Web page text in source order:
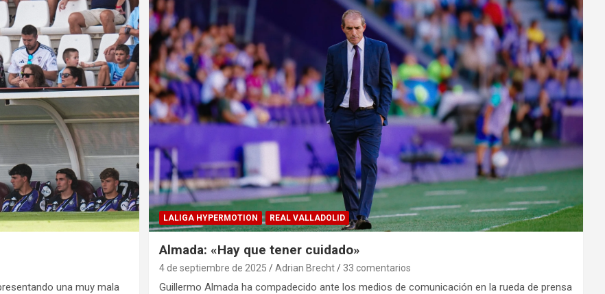
una muy mala
LALIGA HYPERMOTION REAL VALLADOLID
Almada: «Hay que tener cuidado»
4 de septiembre de 2025 Adrian Brecht 33 comentarios
Guillermo Almada ha compadecido ante los medios de comunicación en la rueda de prensa